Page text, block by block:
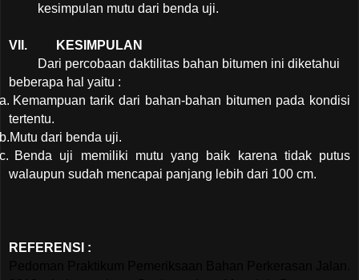
kesimpulan mutu dari benda uji.
VII.
KESIMPULAN
Dari percobaan daktilitas bahan bitumen ini diketahui
beberapa hal yaitu :
a. Kemampuan tarik dari bahan-bahan bitumen pada kondisi
tertentu.
b.Mutu dari benda uji.
c. Benda uji memiliki mutu yang baik karena tidak putus
walaupun sudah mencapai panjang lebih dari 100 cm.
REFERENSI :